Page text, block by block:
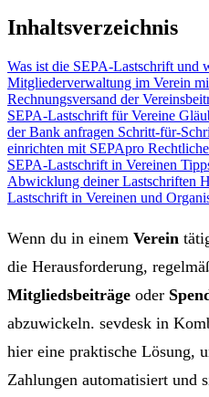
Inhaltsverzeichnis
Was ist die SEPA-Lastschrift und
Mitgliederverwaltung im Verein
Rechnungsversand der
SEPA-Lastschrift für Vereine
der Bank anfragen Schritt-für-
einrichten mit SEPApro
SEPA-Lastschrift in Vereinen
Abwicklung deiner Lastschriften
Lastschrift in Vereinen und
Wenn du in einem Verein
die Herausforderung,
Mitgliedsbeiträge oder
abzuwickeln. sevdesk in
hier eine praktische Lösung,
Zahlungen automatisiert und